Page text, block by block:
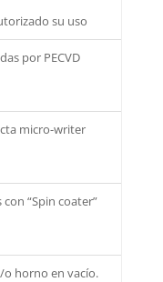
su uso
por PECVD
micro-writer
“Spin coater”
o horno en vacío.